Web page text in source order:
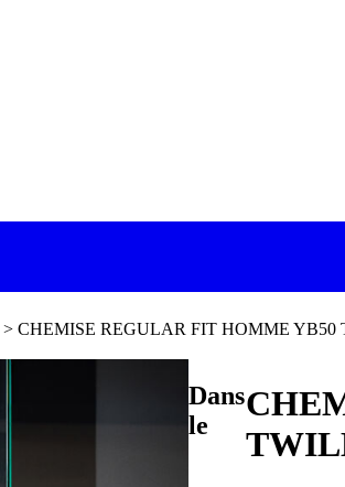
> CHEMISE REGULAR FIT HOMME YB50
Dans
le